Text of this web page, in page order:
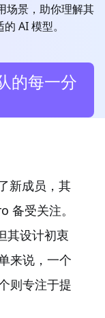
场景，助你理解其
AI 模型。
的每一分
新成员，其
备受关注。
其设计初衷
来说，一个
则专注于提